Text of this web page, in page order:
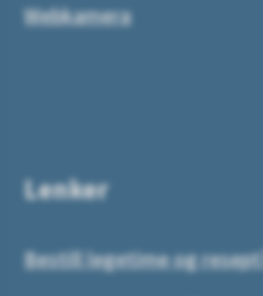
Webkamera
Lenker
Bestill legetime og resept